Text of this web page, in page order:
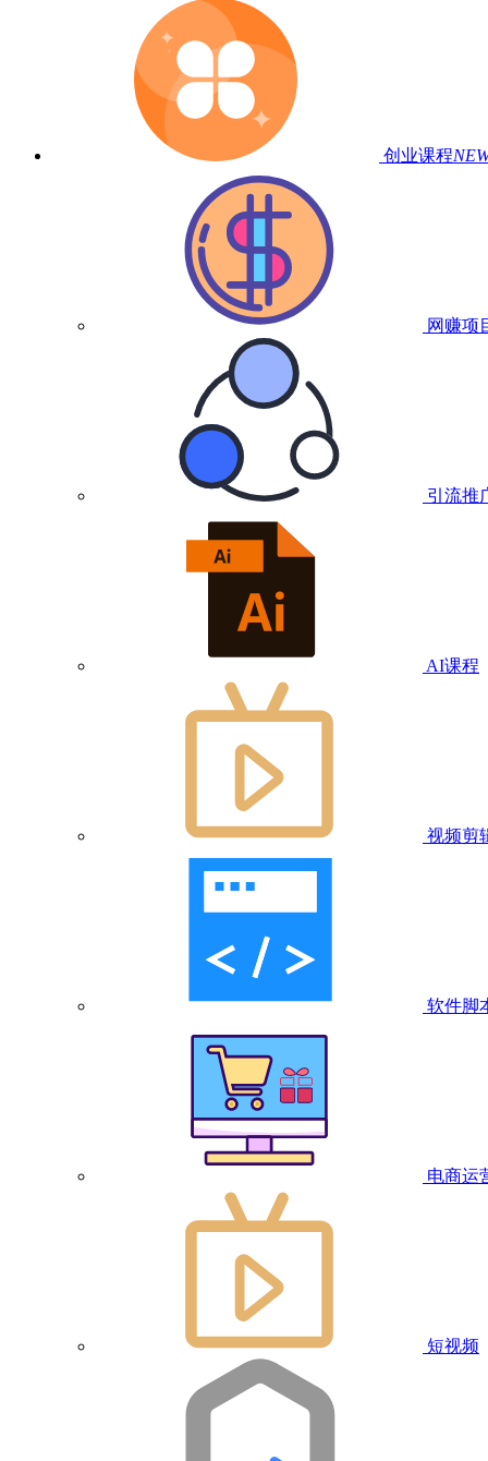
创业课程
网赚项
引流推
AI课程
视频剪
软件脚
电商运
短视频